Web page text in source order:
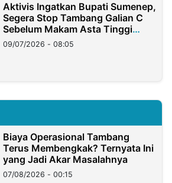
Aktivis Ingatkan Bupati Sumenep,
Segera Stop Tambang Galian C
Sebelum Makam Asta Tinggi
Longsor
09/07/2026 - 08:05
Biaya Operasional Tambang
Terus Membengkak? Ternyata Ini
yang Jadi Akar Masalahnya
07/08/2026 - 00:15